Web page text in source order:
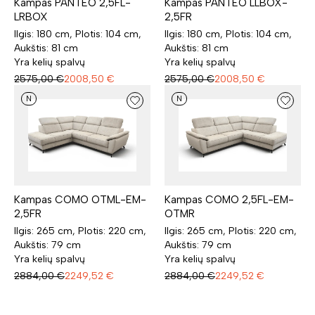
Kampas PANTEO 2,5FL-
LRBOX
Ilgis: 180 cm, Plotis: 104 cm,
Aukštis: 81 cm
Yra kelių spalvų
2575,00 €2008,50 €
Kampas PANTEO LLBOX-
2,5FR
Ilgis: 180 cm, Plotis: 104 cm,
Aukštis: 81 cm
Yra kelių spalvų
2575,00 €2008,50 €
N
Kampas COMO OTML-EM-
2,5FR
Ilgis: 265 cm, Plotis: 220 cm,
Aukštis: 79 cm
Yra kelių spalvų
2884,00 €2249,52 €
N
Kampas COMO 2,5FL-EM-
OTMR
Ilgis: 265 cm, Plotis: 220 cm,
Aukštis: 79 cm
Yra kelių spalvų
2884,00 €2249,52 €